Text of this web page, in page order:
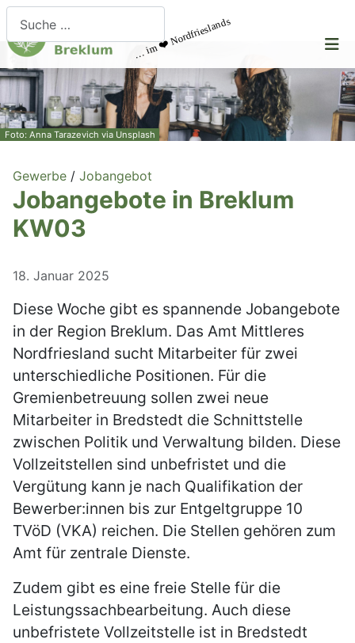
… im ❤️ Nordfrieslands
Foto: Anna Tarazevich via Unsplash
Gewerbe / Jobangebot
Jobangebote in Breklum
KW03
18. Januar 2025
Diese Woche gibt es spannende Jobangebote
in der Region Breklum. Das Amt Mittleres
Nordfriesland sucht Mitarbeiter für zwei
unterschiedliche Positionen. Für die
Gremienbetreuung sollen zwei neue
Mitarbeiter in Bredstedt die Schnittstelle
zwischen Politik und Verwaltung bilden. Diese
Vollzeitstellen sind unbefristet und die
Vergütung kann je nach Qualifikation der
Bewerber:innen bis zur Entgeltgruppe 10
TVöD (VKA) reichen. Die Stellen gehören zum
Amt für zentrale Dienste.
Zudem gibt es eine freie Stelle für die
Leistungssachbearbeitung. Auch diese
unbefristete Vollzeitstelle ist in Bredstedt